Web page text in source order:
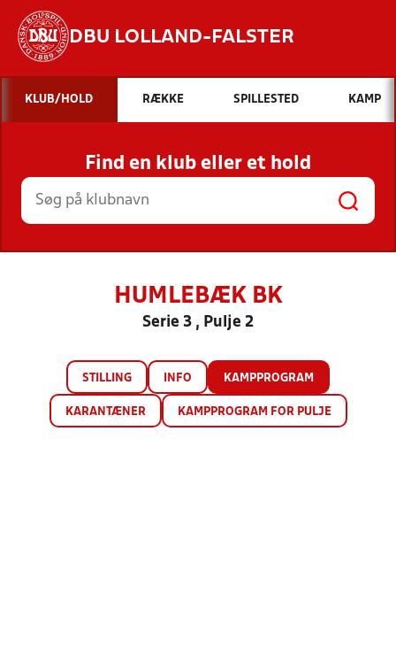
DBU LOLLAND-FALSTER
Hvad vil du søge efter?
INDHOLD OG NYHEDER
STILLINGER, RESULTATER, KLUBBER OG
HOLD
KLUB/HOLD RÆKKE SPILLESTED KAMP
Find en klub eller et hold
HUMLEBÆK BK
Serie 3 , Pulje 2
STILLING INFO KAMPPROGRAM
KARANTÆNER KAMPPROGRAM FOR PULJE